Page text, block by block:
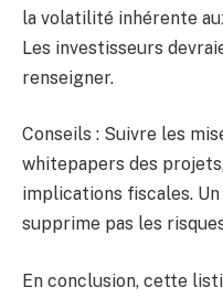
la volatilité inhérente
Les investisseurs
renseigner.
Conseils : Suivre les
whitepapers des
implications fiscales. Un
supprime pas les
En conclusion, cette